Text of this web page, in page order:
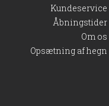
Kundeservice
Åbningstider
Om os
Opsætning af hegn